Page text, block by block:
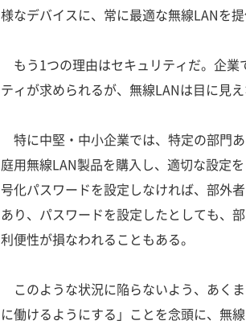
様なデバイスに、常に最適な無線LANを
もう1つの理由はセキュリティだ。企業
ティが求められるが、無線LANは目に見
特に中堅・中小企業では、特定の部門
庭用無線LAN製品を購入し、適切な設定
号化パスワードを設定しなければ、部外
あり、パスワードを設定したとしても、
利便性が損なわれることもある。
このような状況に陥らないよう、あく
に働けるようにする」ことを念頭に、無